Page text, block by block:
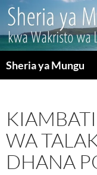
Sheria ya Mungu
WA
DHANA